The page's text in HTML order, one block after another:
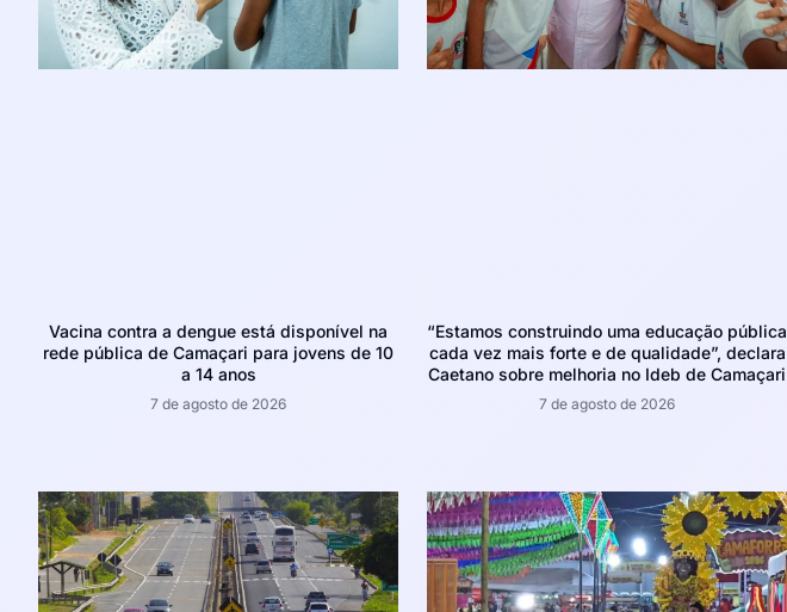
Vacina contra a dengue está disponível na
rede pública de Camaçari para jovens de 10
a 14 anos
7 de agosto de 2026
“Estamos construindo uma educação pública
cada vez mais forte e de qualidade”, declara
Caetano sobre melhoria no Ideb de Camaçari
7 de agosto de 2026